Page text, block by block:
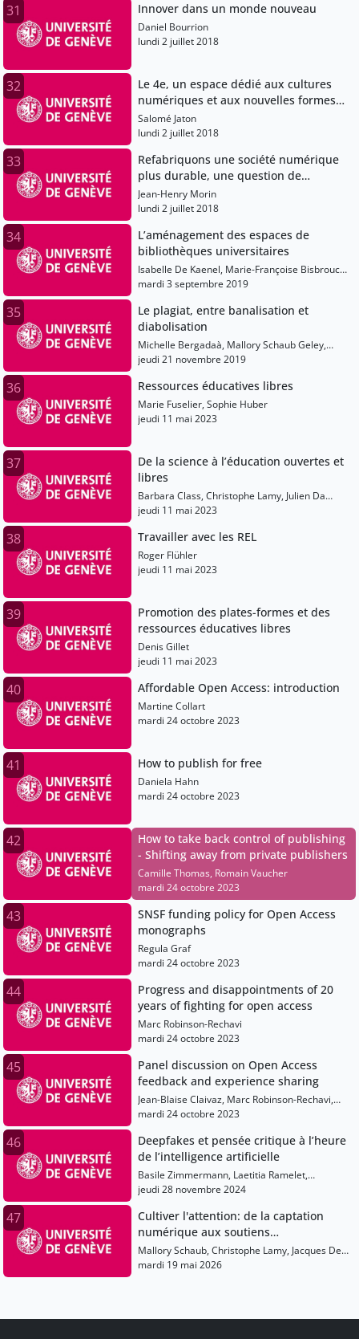
31 Innover dans un monde nouveau
Daniel Bourrion
lundi 2 juillet 2018
32
Le 4e, un espace dédié aux cultures
numériques et aux nouvelles formes
de création aux Bibliothèques
Municipales de Genève.
Salomé Jaton
lundi 2 juillet 2018
33
Refabriquons une société numérique
plus durable, une question de
responsabilité numérique.
Jean-Henry Morin
lundi 2 juillet 2018
34
L’aménagement des espaces de
bibliothèques universitaires
Isabelle De Kaenel, Marie-Françoise Bisbrouck,
Alain Hernandez, Jean-Claude Albertin
mardi 3 septembre 2019
35
Le plagiat, entre banalisation et
diabolisation
Michelle Bergadaà, Mallory Schaub Geley,
Bétrancourt Mireille
jeudi 21 novembre 2019
36 Ressources éducatives libres
Marie Fuselier, Sophie Huber
jeudi 11 mai 2023
37
De la science à l’éducation ouvertes et
libres
Barbara Class, Christophe Lamy, Julien Da
Costa
jeudi 11 mai 2023
38 Travailler avec les REL
Roger Flühler
jeudi 11 mai 2023
39
Promotion des plates-formes et des
ressources éducatives libres
Denis Gillet
jeudi 11 mai 2023
40 Affordable Open Access: introduction
Martine Collart
mardi 24 octobre 2023
41 How to publish for free
Daniela Hahn
mardi 24 octobre 2023
42
How to take back control of publishing
- Shifting away from private publishers
Camille Thomas, Romain Vaucher
mardi 24 octobre 2023
43
SNSF funding policy for Open Access
monographs
Regula Graf
mardi 24 octobre 2023
44
Progress and disappointments of 20
years of fighting for open access
Marc Robinson-Rechavi
mardi 24 octobre 2023
45
Panel discussion on Open Access
feedback and experience sharing
Jean-Blaise Claivaz, Marc Robinson-Rechavi,
Daniela Hahn, Romain Vaucher, Regula Graf
mardi 24 octobre 2023
46
Deepfakes et pensée critique à l’heure
de l’intelligence artificielle
Basile Zimmermann, Laetitia Ramelet,
Sébastien Castelltort, Mireille Bétrancourt
jeudi 28 novembre 2024
47
Cultiver l'attention: de la captation
numérique aux soutiens
institutionnels
Mallory Schaub, Christophe Lamy, Jacques De
Werra, Martine Collart, Véronique Hadengue-
Burgi, Anik De Ribaupierre, Pablo Achard,
mardi 19 mai 2026